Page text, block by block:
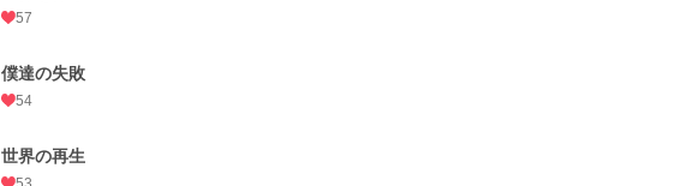
57
僕達の失敗
54
世界の再生